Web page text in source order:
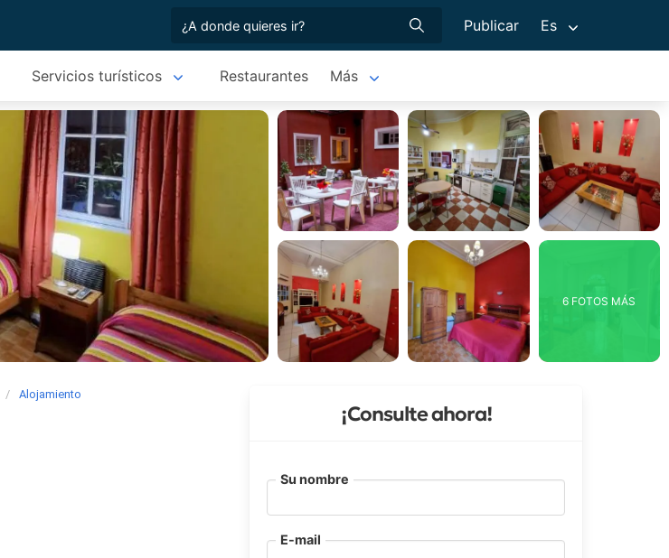
Publicar Es
Servicios turísticos Restaurantes Más
6 FOTOS MÁS
Alojamiento
¡Consulte ahora!
Su nombre
E-mail